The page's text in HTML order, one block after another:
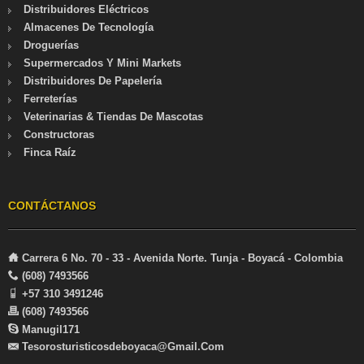
Distribuidores Eléctricos
Almacenes De Tecnología
Droguerías
Supermercados Y Mini Markets
Distribuidores De Papelería
Ferreterías
Veterinarias & Tiendas De Mascotas
Constructoras
Finca Raíz
CONTÁCTANOS
Carrera 6 No. 70 - 33 - Avenida Norte. Tunja - Boyacá - Colombia
(608) 7493566
+57 310 3491246
(608) 7493566
Manugil171
Tesorosturisticosdeboyaca@gmail.com